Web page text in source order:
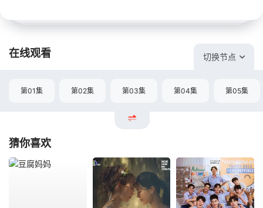
在线观看 切换节点
第01集 第02集 第03集 第04集 第05集
猜你喜欢